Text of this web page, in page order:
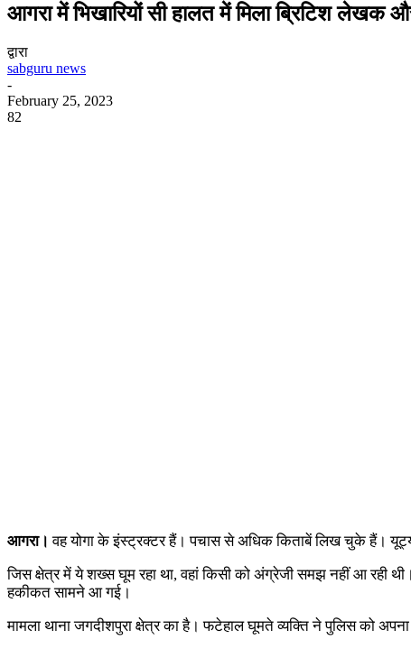
आगरा में भिखारियों सी हालत में मिला ब्रिटिश लेखक
द्वारा
sabguru news
-
February 25, 2023
82
आगरा। वह योगा के इंस्ट्रक्टर हैं। पचास से अधिक किताबें लिख चुके हैं।
जिस क्षेत्र में ये शख्स घूम रहा था, वहां किसी को अंग्रेजी समझ नहीं आ रही
हकीकत सामने आ गई।
मामला थाना जगदीशपुरा क्षेत्र का है। फटेहाल घूमते व्यक्ति ने पुलिस को